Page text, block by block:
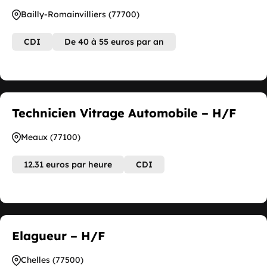
Bailly-Romainvilliers (77700)
CDI De 40 à 55 euros par an
Technicien Vitrage Automobile – H/F
Meaux (77100)
12.31 euros par heure CDI
Elagueur – H/F
Chelles (77500)